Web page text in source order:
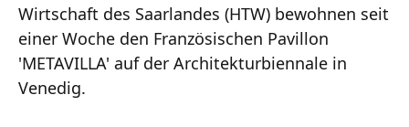
Wirtschaft des Saarlandes (HTW) bewohnen seit
einer Woche den Französischen Pavillon
'METAVILLA' auf der Architekturbiennale in
Venedig.